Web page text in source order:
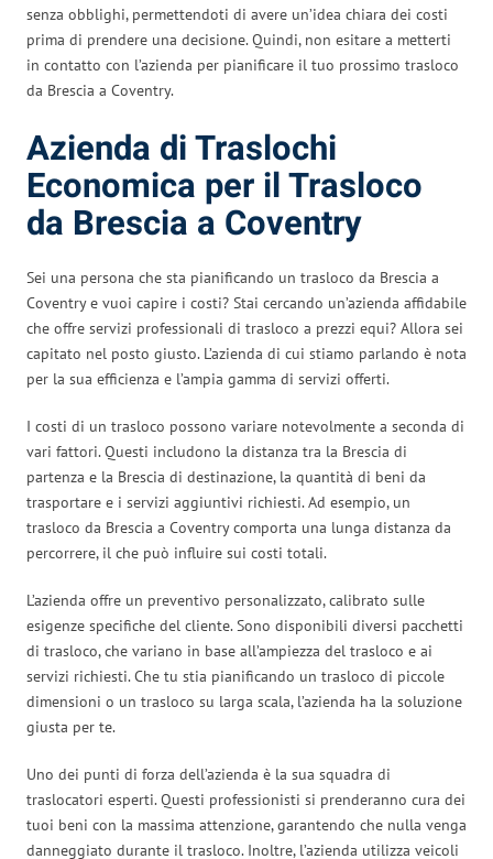
senza obblighi, permettendoti di avere un’idea chiara dei costi
prima di prendere una decisione. Quindi, non esitare a metterti
in contatto con l’azienda per pianificare il tuo prossimo trasloco
da Brescia a Coventry.
Azienda di Traslochi
Economica per il Trasloco
da Brescia a Coventry
Sei una persona che sta pianificando un trasloco da Brescia a
Coventry e vuoi capire i costi? Stai cercando un’azienda affidabile
che offre servizi professionali di trasloco a prezzi equi? Allora sei
capitato nel posto giusto. L’azienda di cui stiamo parlando è nota
per la sua efficienza e l’ampia gamma di servizi offerti.
I costi di un trasloco possono variare notevolmente a seconda di
vari fattori. Questi includono la distanza tra la Brescia di
partenza e la Brescia di destinazione, la quantità di beni da
trasportare e i servizi aggiuntivi richiesti. Ad esempio, un
trasloco da Brescia a Coventry comporta una lunga distanza da
percorrere, il che può influire sui costi totali.
L’azienda offre un preventivo personalizzato, calibrato sulle
esigenze specifiche del cliente. Sono disponibili diversi pacchetti
di trasloco, che variano in base all’ampiezza del trasloco e ai
servizi richiesti. Che tu stia pianificando un trasloco di piccole
dimensioni o un trasloco su larga scala, l’azienda ha la soluzione
giusta per te.
Uno dei punti di forza dell’azienda è la sua squadra di
traslocatori esperti. Questi professionisti si prenderanno cura dei
tuoi beni con la massima attenzione, garantendo che nulla venga
danneggiato durante il trasloco. Inoltre, l’azienda utilizza veicoli